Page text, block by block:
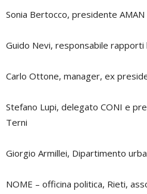
Sonia Bertocco, presidente AMAN
Guido Nevi, responsabile rapporti
Carlo Ottone, manager, ex
Stefano Lupi, delegato CONI e
Terni
Giorgio Armillei, Dipartimento
NOME – officina politica, Rieti,